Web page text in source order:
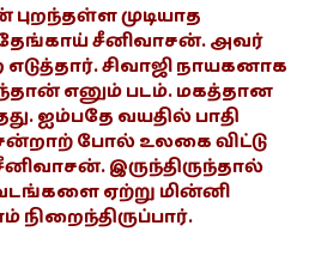
முடியாத
சீனிவாசன். அவர்
சிவாஜி நாயகனாக
எனும் படம். மகத்தான
ஐம்பதே வயதில் பாதி
போல் உலகை விட்டு
இருந்திருந்தால்
ஏற்று மின்னி
நிறைந்திருப்பார்.